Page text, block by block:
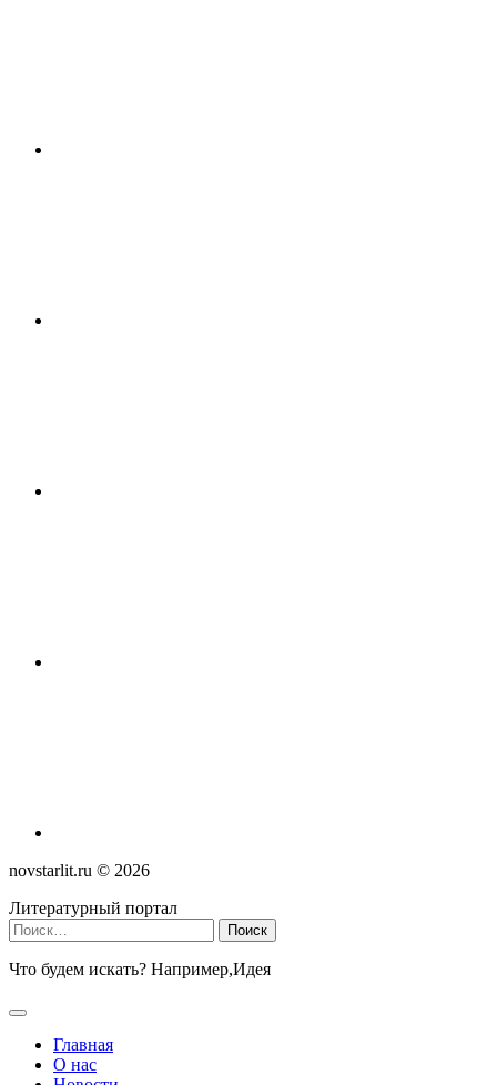
novstarlit.ru © 2026
Литературный портал
Найти:
Что будем искать? Например,Идея
Главная
О нас